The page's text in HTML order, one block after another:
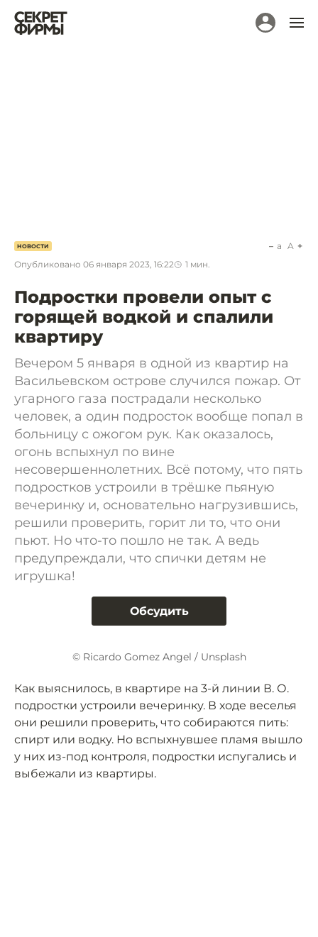
НОВОСТИ
Опубликовано 06 января 2023, 16:22 1 мин.
a A
Подростки провели опыт с
горящей водкой и спалили
квартиру
Вечером 5 января в одной из квартир на
Васильевском острове случился пожар. От
угарного газа пострадали несколько
человек, а один подросток вообще попал в
больницу с ожогом рук. Как оказалось,
огонь вспыхнул по вине
несовершеннолетних. Всё потому, что пять
подростков устроили в трёшке пьяную
вечеринку и, основательно нагрузившись,
решили проверить, горит ли то, что они
пьют. Но что-то пошло не так. А ведь
предупреждали, что спички детям не
игрушка!
Обсудить
© Ricardo Gomez Angel / Unsplash
Как выяснилось, в квартире на 3-й линии В. О.
подростки устроили вечеринку. В ходе веселья
они решили проверить, что собираются пить:
спирт или водку. Но вспыхнувшее пламя вышло
у них из-под контроля, подростки испугались и
выбежали из квартиры.